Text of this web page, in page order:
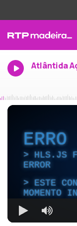
Atlântida
HLS.JS
ERROR
ESTE
MOMENTO